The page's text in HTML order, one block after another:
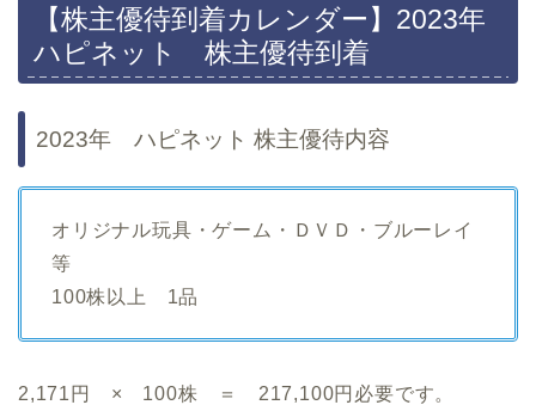
【株主優待到着カレンダー】2023年
ハピネット 株主優待到着
2023年 ハピネット 株主優待内容
オリジナル玩具・ゲーム・ＤＶＤ・ブルーレイ
等
100株以上 1品
2,171円 × 100株 ＝ 217,100円必要です。